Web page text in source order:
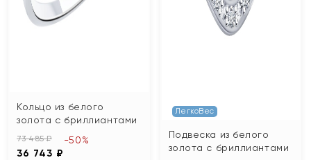
Кольцо из белого
золота с бриллиантами
73 485 ₽
36 743 ₽
-50%
ЛегкоВес
Подвеска из белого
золота с бриллиантами